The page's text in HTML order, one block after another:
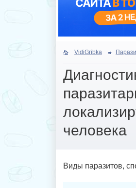
VidiGribka
человека
Виды паразитов,